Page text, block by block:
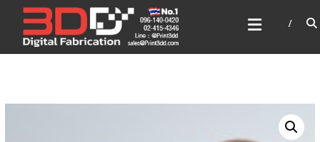
content
3DD DIGITAL FABRICATION
เครื่องพิมพ์3มิติ สแกนเนอร์
เลเซอร์